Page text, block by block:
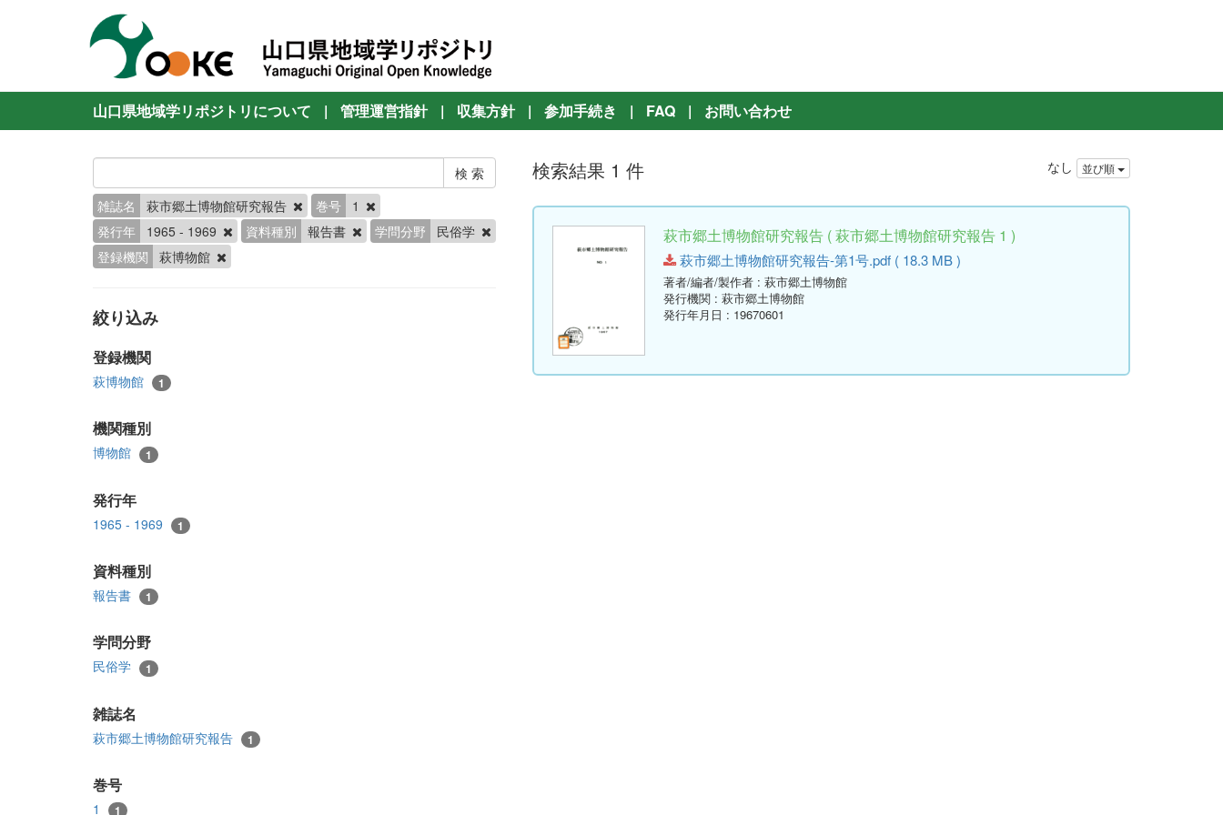
山口県地域学リポジトリについて | 管理運営指針 | 収集方針 | 参加手続き | FAQ | お問い合わせ
雑誌名 萩市郷土博物館研究報告 巻号
1
発行年
1965 - 1969 資料種別 報告書 学問分野
民俗学
登録機関
萩博物館
絞り込み
登録機関
萩博物館 1
機関種別
博物館 1
発行年
1965 - 1969 1
資料種別
報告書 1
学問分野
民俗学 1
雑誌名
萩市郷土博物館研究報告 1
巻号
1 1
検索結果 1 件 なし 並び順
萩市郷土博物館研究報告 ( 萩市郷土博物館研究報告 1 )
萩市郷土博物館研究報告-第1号.pdf ( 18.3 MB )
著者/編者/製作者 : 萩市郷土博物館
発行機関 : 萩市郷土博物館
発行年月日 : 19670601